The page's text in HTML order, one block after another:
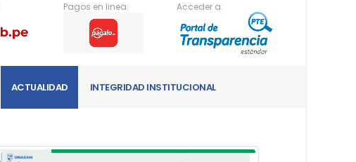
Pagos en linea: Acceder a:
ACTUALIDAD INTEGRIDAD INSTITUCIONAL